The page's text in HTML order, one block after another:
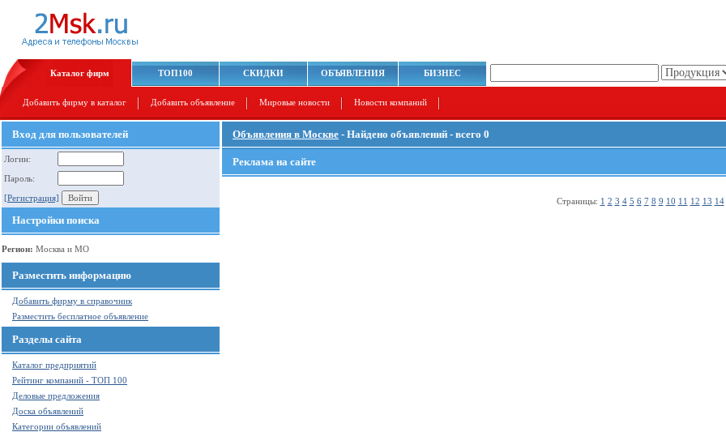
Каталог фирм ТОП100 СКИДКИ ОБЪЯВЛЕНИЯ БИЗНЕС
Добавить фирму в каталог Добавить объявление Мировые новости Новости компаний
Вход для пользователей
Логин:
Пароль:
[Регистрация]
Настройки поиска
Регион: Москва и МО
Разместить информацию
Добавить фирму в справочник
Разместить бесплатное объявление
Разделы сайта
Каталог предприятий
Рейтинг компаний - ТОП 100
Деловые предложения
Доска объявлений
Категории объявлений
Объявления в Москве - Найдено объявлений - всего 0
Реклама на сайте
Страницы: 1 2 3 4 5 6 7 8 9 10 11 12 13 14